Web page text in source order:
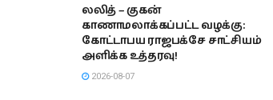
லலித் – குகன்
காணாமலாக்கப்பட்ட வழக்கு:
கோட்டாபய ராஜபக்சே சாட்சியம்
அளிக்க உத்தரவு!
2026-08-07